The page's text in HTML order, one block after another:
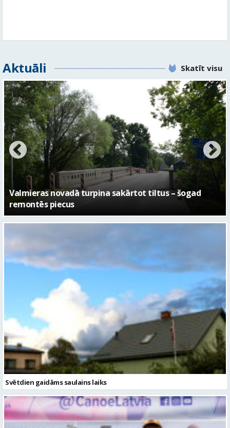
Aktuāli Skatīt visu
No pagaidu teātra līdz laikmetīgās kultūras centram
– kā attīstīsies “Kurtuve”
Svētdien gaidāms saulains laiks